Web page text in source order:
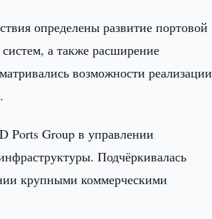
определены развитие портовой
а также расширение
возможности реализации
Ports Group в управлении
Подчёркивалась
крупными коммерческими